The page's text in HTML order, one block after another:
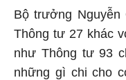
Bộ trưởng Nguyễn
Thông tư 27 khác
như Thông tư 93
những gì chi cho